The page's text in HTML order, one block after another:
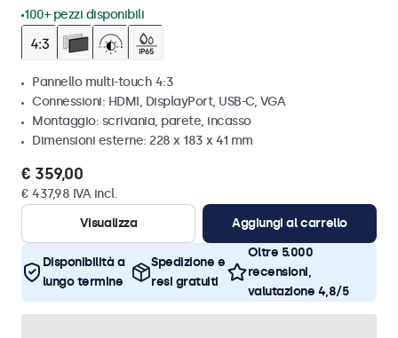
100+ pezzi disponibili
Pannello multi-touch 4:3
Connessioni: HDMI, DisplayPort, USB-C, VGA
Montaggio: scrivania, parete, incasso
Dimensioni esterne: 228 x 183 x 41 mm
€ 359,00
€ 437,98 IVA incl.
Visualizza
Aggiungi al carrello
Disponibilità a
lungo termine
Spedizione e
resi gratuiti
Oltre 5.000
recensioni,
valutazione 4,8/5